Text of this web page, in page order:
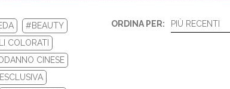
SELLERS DI BIOTHERM E LANCÔM...
#BEAUTY
COLORATI
CINESE
ORDINA PER: PIÙ RECENTI